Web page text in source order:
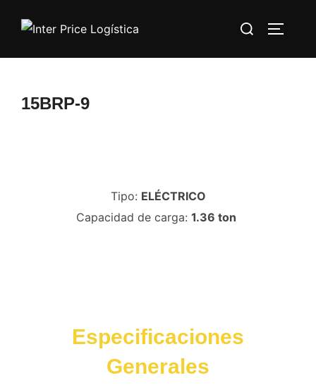
Buscar:
15BRP-9
Tipo: ELÉCTRICO
Capacidad de carga: 1.36 ton
Especificaciones
Generales